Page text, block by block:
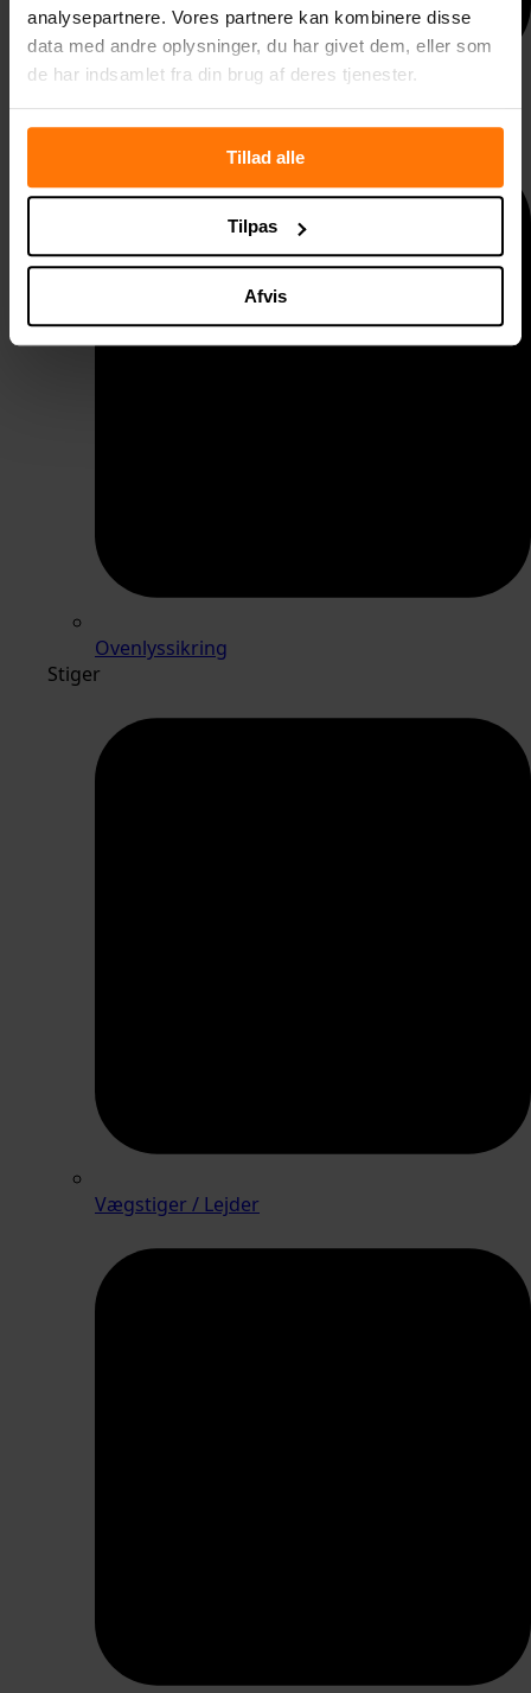
analysepartnere. Vores partnere kan kombinere disse
data med andre oplysninger, du har givet dem, eller som
de har indsamlet fra din brug af deres tjenester.
Tillad alle
Tilpas
Afvis
Taggelænder
Ovenlyssikring
Stiger
Vægstiger / Lejder